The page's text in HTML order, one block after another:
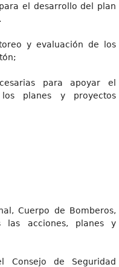
el desarrollo del plan
y evaluación de los
para apoyar el
planes y proyectos
Cuerpo de Bomberos,
las acciones, planes y
de Seguridad